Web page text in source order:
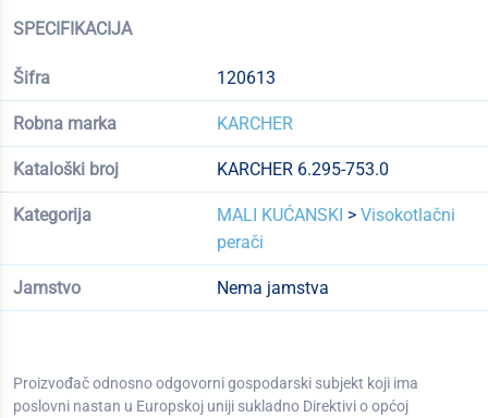
SPECIFIKACIJA
Šifra 120613
Robna marka KARCHER
Kataloški broj KARCHER 6.295-753.0
Kategorija MALI KUĆANSKI > Visokotlačni
perači
Jamstvo Nema jamstva
Proizvođač odnosno odgovorni gospodarski subjekt koji ima
poslovni nastan u Europskoj uniji sukladno Direktivi o općoj